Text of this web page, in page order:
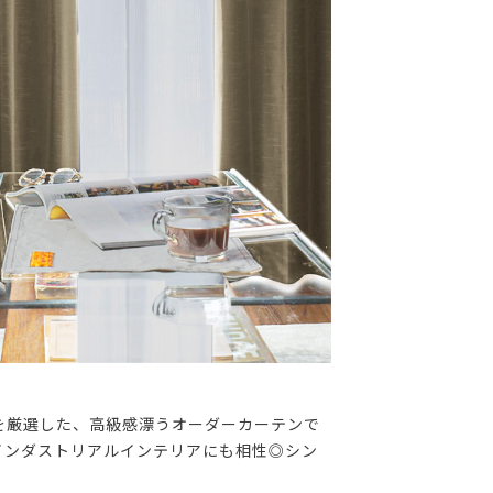
選した、高級感漂うオーダーカーテンで
ダストリアルインテリアにも相性◎シン